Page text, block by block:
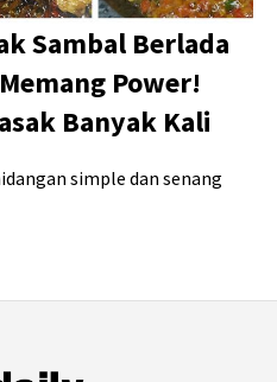
Sambal Berlada
Power!
Banyak Kali
simple dan senang